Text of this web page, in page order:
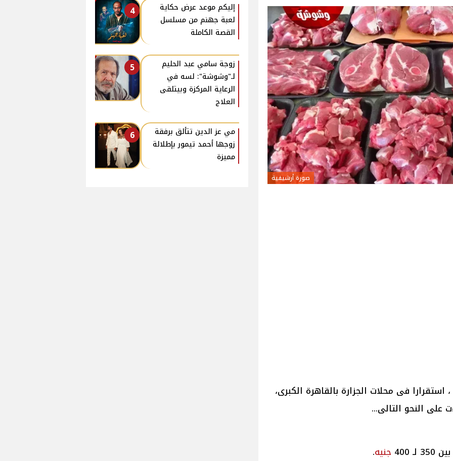
صورة أرشيفية
فى محلات الجزارة بالقاهرة الكبرى،
على النحو التالى...
لـ 400 جنيه.
4
إليكم موعد عرض حكاية
لعبة جهنم من مسلسل
القصة الكاملة
5
زوجة سامي عبد الحليم
لـ"وشوشة": لسه في
الرعاية المركزة وبيتلقى
العلاج
6
مي عز الدين تتألق برفقة
زوجها أحمد تيمور بإطلالة
مميزة